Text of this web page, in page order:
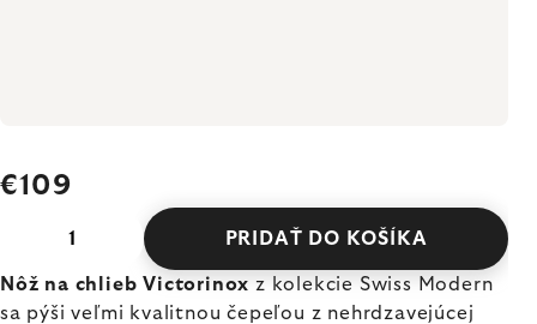
€109
PRIDAŤ DO KOŠÍKA
Nôž na chlieb Victorinox z kolekcie Swiss Modern
sa pýši veľmi kvalitnou čepeľou z nehrdzavejúcej